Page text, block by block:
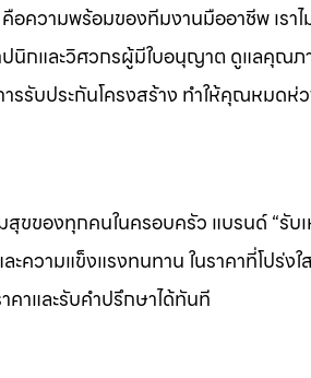
ความพร้อมของทีมงานมืออาชีพ เราไ
ปนิกและวิศวกรผู้มีใบอนุญาต ดูแลคุณ
รรับประกันโครงสร้าง ทำให้คุณหมด
ของทุกคนในครอบครัว แบรนด์ “รับ
วามแข็งแรงทนทาน ในราคาที่โปร่ง
คาและรับคำปรึกษาได้ทันที